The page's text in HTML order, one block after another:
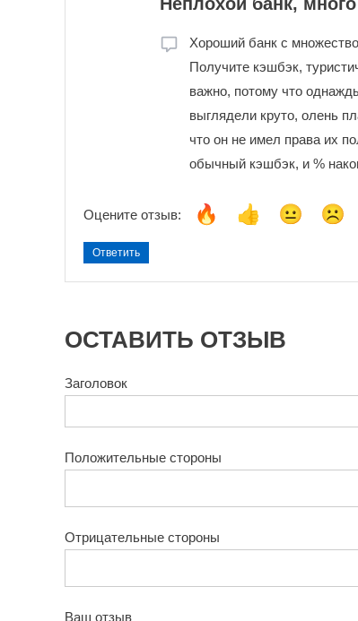
Хороший банк с
Получите кэшбэк,
важно, потому что
выглядели круто, олень
что он не имел права их
обычный кэшбэк, и %
Оцените отзыв:
Ответить
ОСТАВИТЬ ОТЗЫВ
Заголовок
Положительные стороны
Отрицательные стороны
Ваш отзыв